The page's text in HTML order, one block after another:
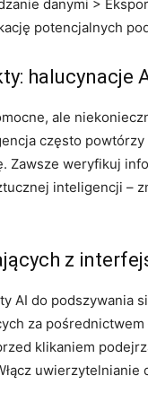
danymi >
potencjalnych
halucynacje
ale
często
Zawsze weryfikuj
inteligencji –
z
AI do podszywania
za pośrednictwem
klikaniem
uwierzytelnianie